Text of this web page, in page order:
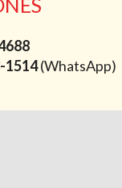
1514(WhatsApp)